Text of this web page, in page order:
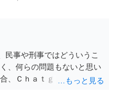
民事や刑事ではどういうこ
、何らの問題もないと思い
、Ｃｈａｔｇｐｔがｏｐｅ